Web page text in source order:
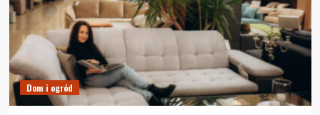
Dom i ogród